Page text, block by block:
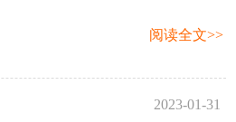
阅读全文>>
2023-01-31